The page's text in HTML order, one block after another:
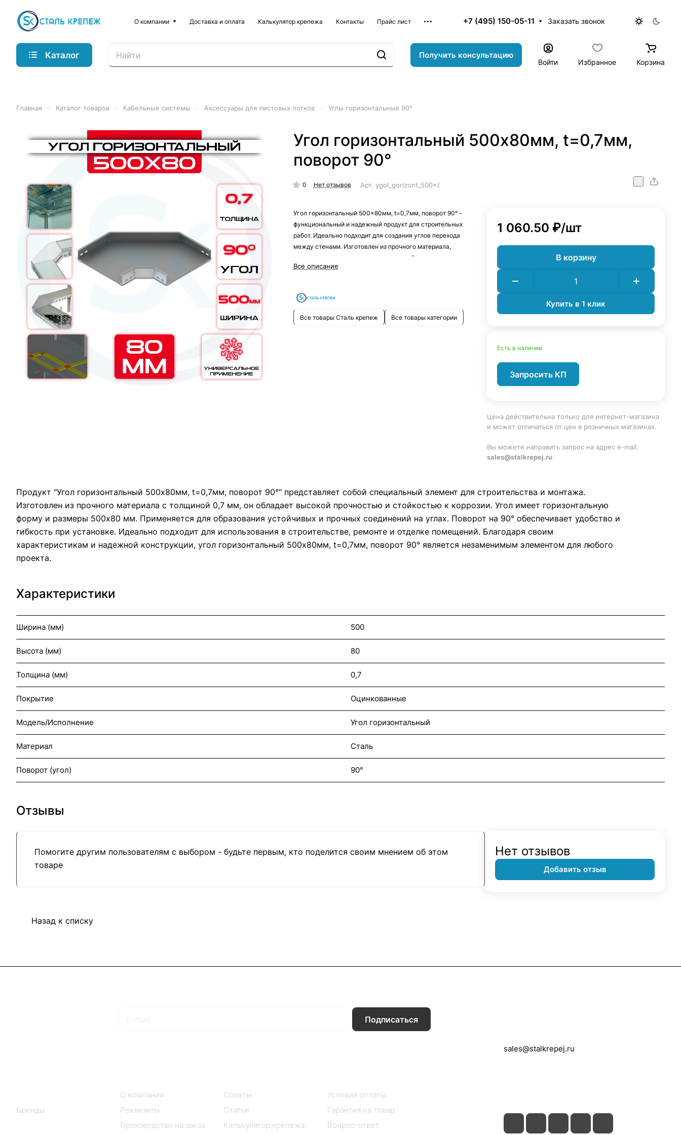
О компании Доставка и оплата Калькулятор крепежа Контакты Прайс лист +7 (495) 150-05-11 Заказать звонок
Каталог Получить консультацию
Войти Избранное Корзина
Главная Каталог товаров Кабельные системы Аксессуары для листовых лотков Углы горизонтальные 90°
Угол горизонтальный 500x80мм, t=0,7мм,
поворот 90°
0 Нет отзывов Арт. ygol_gorizont_500x80mm_t=0,7mm_90
Угол горизонтальный 500x80мм, t=0,7мм, поворот 90° -
функциональный и надежный продукт для строительных
работ. Идеально подходит для создания углов перехода
между стенами. Изготовлен из прочного материала,
гарантирующего долговечность и устойчивость.
Все описание
Все товары Сталь крепеж Все товары категории
1 060.50 ₽/шт
В корзину
Купить в 1 клик
Есть в наличии
Запросить КП
Цена действительна только для интернет-магазина
и может отличаться от цен в розничных магазинах.
Вы можете направить запрос на адрес e-mail:
sales@stalkrepej.ru
Продукт "Угол горизонтальный 500x80мм, t=0,7мм, поворот 90°" представляет собой специальный элемент для строительства и монтажа.
Изготовлен из прочного материала с толщиной 0,7 мм, он обладает высокой прочностью и стойкостью к коррозии. Угол имеет горизонтальную
форму и размеры 500x80 мм. Применяется для образования устойчивых и прочных соединений на углах. Поворот на 90° обеспечивает удобство и
гибкость при установке. Идеально подходит для использования в строительстве, ремонте и отделке помещений. Благодаря своим
характеристикам и надежной конструкции, угол горизонтальный 500x80мм, t=0,7мм, поворот 90° является незаменимым элементом для любого
проекта.
Характеристики
Ширина (мм) 500
Высота (мм) 80
Толщина (мм) 0,7
Покрытие Оцинкованные
Модель/Исполнение Угол горизонтальный
Материал Сталь
Поворот (угол) 90°
Отзывы
Помогите другим пользователям с выбором - будьте первым, кто поделится своим мнением об этом
товаре
Нет отзывов
Добавить отзыв
Назад к списку
Подписаться
Бренды
О компании
Реквизиты
Производство на заказ
Советы
Статьи
Калькулятор крепежа
Условия оплаты
Гарантия на товар
Вопрос-ответ
sales@stalkrepej.ru